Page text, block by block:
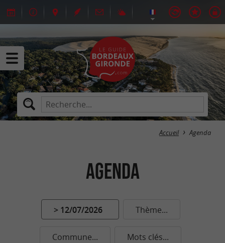
Accueil Agenda
Agenda
> 12/07/2026 Thème...
Commune... Mots clés...